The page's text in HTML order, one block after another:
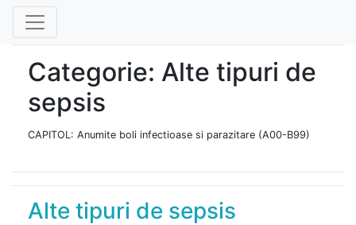
Categorie: Alte tipuri de
sepsis
CAPITOL: Anumite boli infectioase si parazitare (A00-B99)
Alte tipuri de sepsis